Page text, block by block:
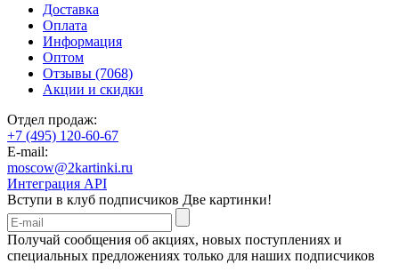
Доставка
Оплата
Информация
Оптом
Отзывы (7068)
Акции и скидки
Отдел продаж:
+7 (495) 120-60-67
E-mail:
moscow@2kartinki.ru
Интеграция API
Вступи в клуб подписчиков Две картинки!
Получай сообщения об акциях, новых поступлениях и
специальных предложениях только для наших подписчиков